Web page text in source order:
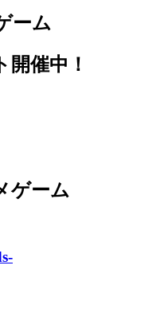
ーム
催中！
ゲーム